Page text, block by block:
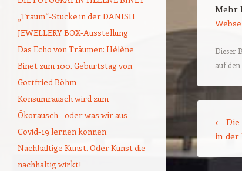
Mehr
Dieser
auf den
←
in der
„Traum“-Stücke in der DANISH
JEWELLERY BOX-Ausstellung
Das Echo von Träumen: Hélène
Binet zum 100. Geburtstag von
Gottfried Böhm
Konsumrausch wird zum
Ökorausch – oder was wir aus
Covid-19 lernen können
Nachhaltige Kunst. Oder Kunst die
nachhaltig wirkt!